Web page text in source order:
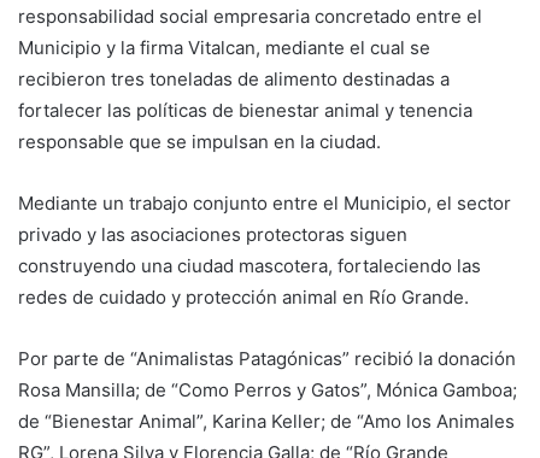
responsabilidad social empresaria concretado entre el
Municipio y la firma Vitalcan, mediante el cual se
recibieron tres toneladas de alimento destinadas a
fortalecer las políticas de bienestar animal y tenencia
responsable que se impulsan en la ciudad.
Mediante un trabajo conjunto entre el Municipio, el sector
privado y las asociaciones protectoras siguen
construyendo una ciudad mascotera, fortaleciendo las
redes de cuidado y protección animal en Río Grande.
Por parte de “Animalistas Patagónicas” recibió la donación
Rosa Mansilla; de “Como Perros y Gatos”, Mónica Gamboa;
de “Bienestar Animal”, Karina Keller; de “Amo los Animales
RG”, Lorena Silva y Florencia Galla; de “Río Grande